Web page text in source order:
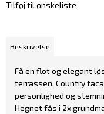
Tilføj til ønskeliste
Beskrivelse
Få en flot og elegant
terrassen. Country
personlighed og
Hegnet fås i 2x